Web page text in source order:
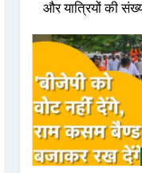
और यात्रियों की